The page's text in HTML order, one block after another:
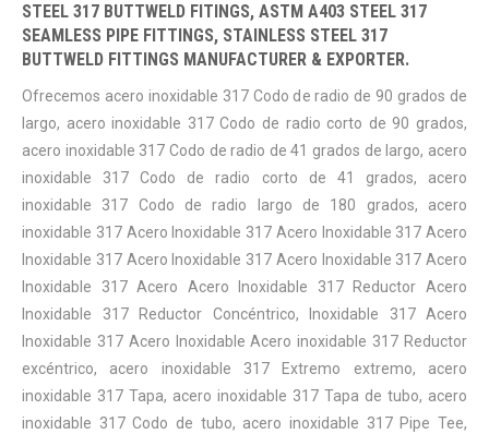
STEEL 317 BUTTWELD FITINGS, ASTM A403 STEEL 317
SEAMLESS PIPE FITTINGS, STAINLESS STEEL 317
BUTTWELD FITTINGS MANUFACTURER & EXPORTER.
Ofrecemos acero inoxidable 317 Codo de radio de 90 grados de
largo, acero inoxidable 317 Codo de radio corto de 90 grados,
acero inoxidable 317 Codo de radio de 41 grados de largo, acero
inoxidable 317 Codo de radio corto de 41 grados, acero
inoxidable 317 Codo de radio largo de 180 grados, acero
inoxidable 317 Acero Inoxidable 317 Acero Inoxidable 317 Acero
Inoxidable 317 Acero Inoxidable 317 Acero Inoxidable 317 Acero
Inoxidable 317 Acero Acero Inoxidable 317 Reductor Acero
Inoxidable 317 Reductor Concéntrico, Inoxidable 317 Acero
Inoxidable 317 Acero Inoxidable Acero inoxidable 317 Reductor
excéntrico, acero inoxidable 317 Extremo extremo, acero
inoxidable 317 Tapa, acero inoxidable 317 Tapa de tubo, acero
inoxidable 317 Codo de tubo, acero inoxidable 317 Pipe Tee,